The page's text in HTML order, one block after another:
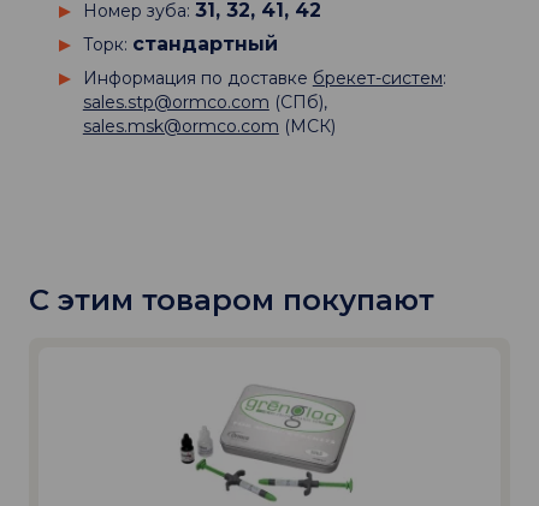
Номер зуба: 31, 32, 41, 42
Торк: стандартный
Информация по доставке брекет-систем:
sales.stp@ormco.com (СПб),
sales.msk@ormco.com (МСК)
С этим товаром покупают